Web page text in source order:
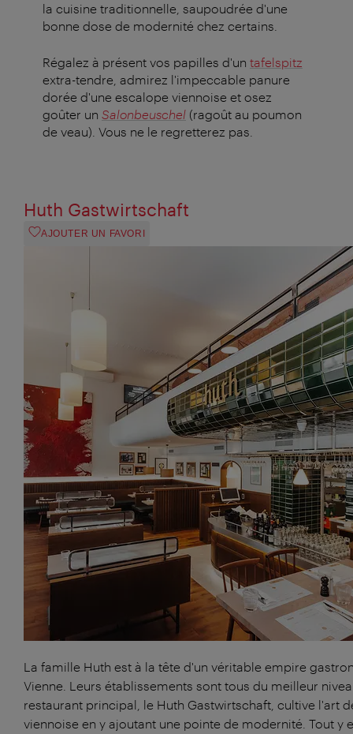
la cuisine traditionnelle, saupoudrée d'une
bonne dose de modernité chez certains.
Régalez à présent vos papilles d'un tafelspitz
extra-tendre, admirez l'impeccable panure
dorée d'une escalope viennoise et osez
goûter un Salonbeuschel (ragoût au poumon
de veau). Vous ne le regretterez pas.
Huth Gastwirtschaft
AJOUTER UN FAVORI
La famille Huth est à la tête d'un véritable empire
Vienne. Leurs établissements sont tous du meilleur
restaurant principal, le Huth Gastwirtschaft, cultive l'art
viennoise en y ajoutant une pointe de modernité. Tout y